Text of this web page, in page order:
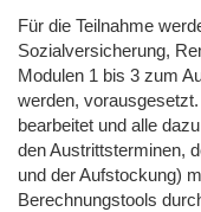
Für die Teilnahme
Sozialversicherung,
Modulen 1 bis 3 zum
werden,
bearbeitet und alle
den Austrittsterminen,
und der Aufstockung)
Berechnungstools